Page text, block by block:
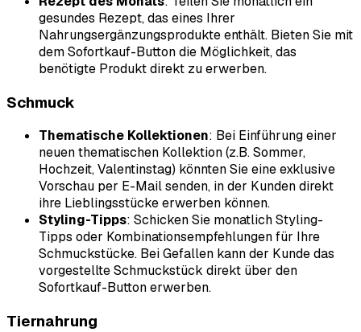
gesundes Rezept, das eines Ihrer
Nahrungsergänzungsprodukte enthält. Bieten Sie mit
dem Sofortkauf-Button die Möglichkeit, das
benötigte Produkt direkt zu erwerben.
Schmuck
Thematische Kollektionen: Bei Einführung einer
neuen thematischen Kollektion (z.B. Sommer,
Hochzeit, Valentinstag) könnten Sie eine exklusive
Vorschau per E-Mail senden, in der Kunden direkt
ihre Lieblingsstücke erwerben können.
Styling-Tipps: Schicken Sie monatlich Styling-
Tipps oder Kombinationsempfehlungen für Ihre
Schmuckstücke. Bei Gefallen kann der Kunde das
vorgestellte Schmuckstück direkt über den
Sofortkauf-Button erwerben.
Tiernahrung